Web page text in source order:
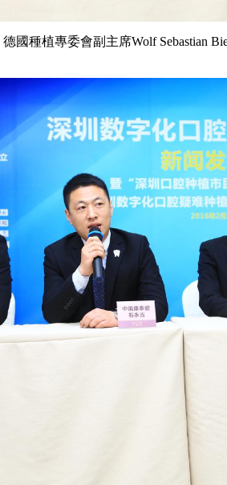
德國種植專委會副主席Wolf Sebastian